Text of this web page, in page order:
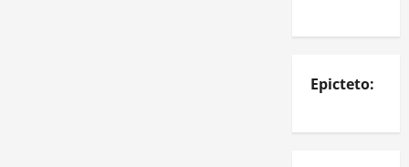
Epicteto: